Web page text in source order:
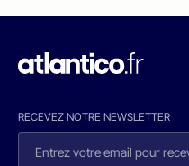
RECEVEZ NOTRE NEWSLETTER